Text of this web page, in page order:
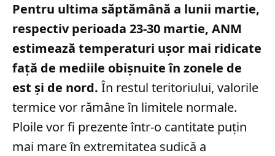
Pentru ultima săptămână a lunii martie,
respectiv perioada 23-30 martie, ANM
estimează temperaturi ușor mai ridicate
față de mediile obișnuite în zonele de
est și de nord. În restul teritoriului, valorile
termice vor rămâne în limitele normale.
Ploile vor fi prezente într-o cantitate puțin
mai mare în extremitatea sudică a